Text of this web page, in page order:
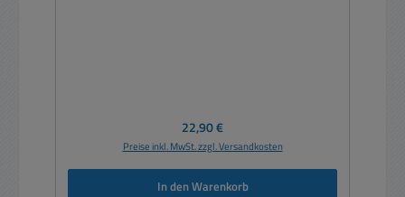
Regulärer Preis:
22,90 €
Preise inkl. MwSt. zzgl. Versandkosten
In den Warenkorb